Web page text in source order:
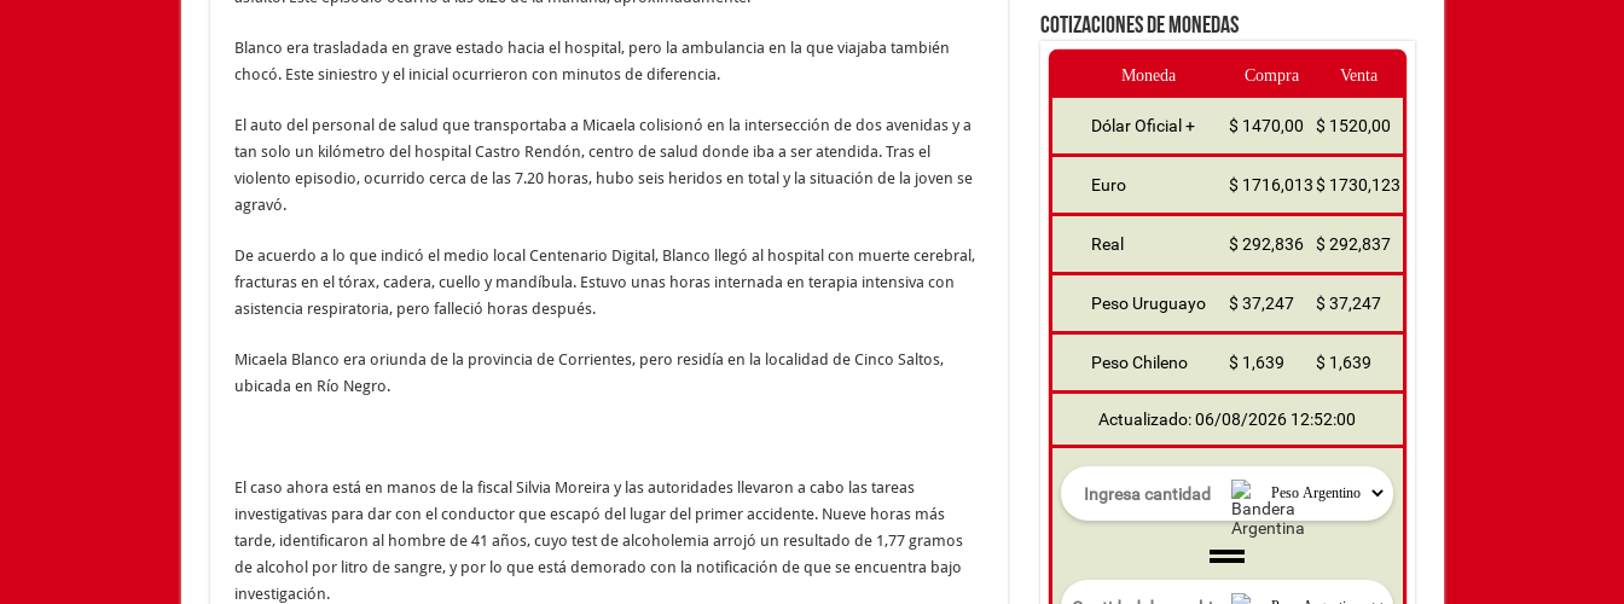
Blanco era trasladada en grave estado hacia el hospital, pero la ambulancia en la que viajaba también
chocó. Este siniestro y el inicial ocurrieron con minutos de diferencia.
El auto del personal de salud que transportaba a Micaela colisionó en la intersección de dos avenidas y a
tan solo un kilómetro del hospital Castro Rendón, centro de salud donde iba a ser atendida. Tras el
violento episodio, ocurrido cerca de las 7.20 horas, hubo seis heridos en total y la situación de la joven se
agravó.
De acuerdo a lo que indicó el medio local Centenario Digital, Blanco llegó al hospital con muerte cerebral,
fracturas en el tórax, cadera, cuello y mandíbula. Estuvo unas horas internada en terapia intensiva con
asistencia respiratoria, pero falleció horas después.
Micaela Blanco era oriunda de la provincia de Corrientes, pero residía en la localidad de Cinco Saltos,
ubicada en Río Negro.
El caso ahora está en manos de la fiscal Silvia Moreira y las autoridades llevaron a cabo las tareas
investigativas para dar con el conductor que escapó del lugar del primer accidente. Nueve horas más
tarde, identificaron al hombre de 41 años, cuyo test de alcoholemia arrojó un resultado de 1,77 gramos
de alcohol por litro de sangre, y por lo que está demorado con la notificación de que se encuentra bajo
investigación.
COTIZACIONES DE MONEDAS
Moneda Compra Venta
Dólar Oficial + $ 1470,00 $ 1520,00
Euro $ 1716,013$ 1730,123
Real $ 292,836 $ 292,837
Peso Uruguayo $ 37,247 $ 37,247
Peso Chileno $ 1,639 $ 1,639
Actualizado: 06/08/2026 12:52:00